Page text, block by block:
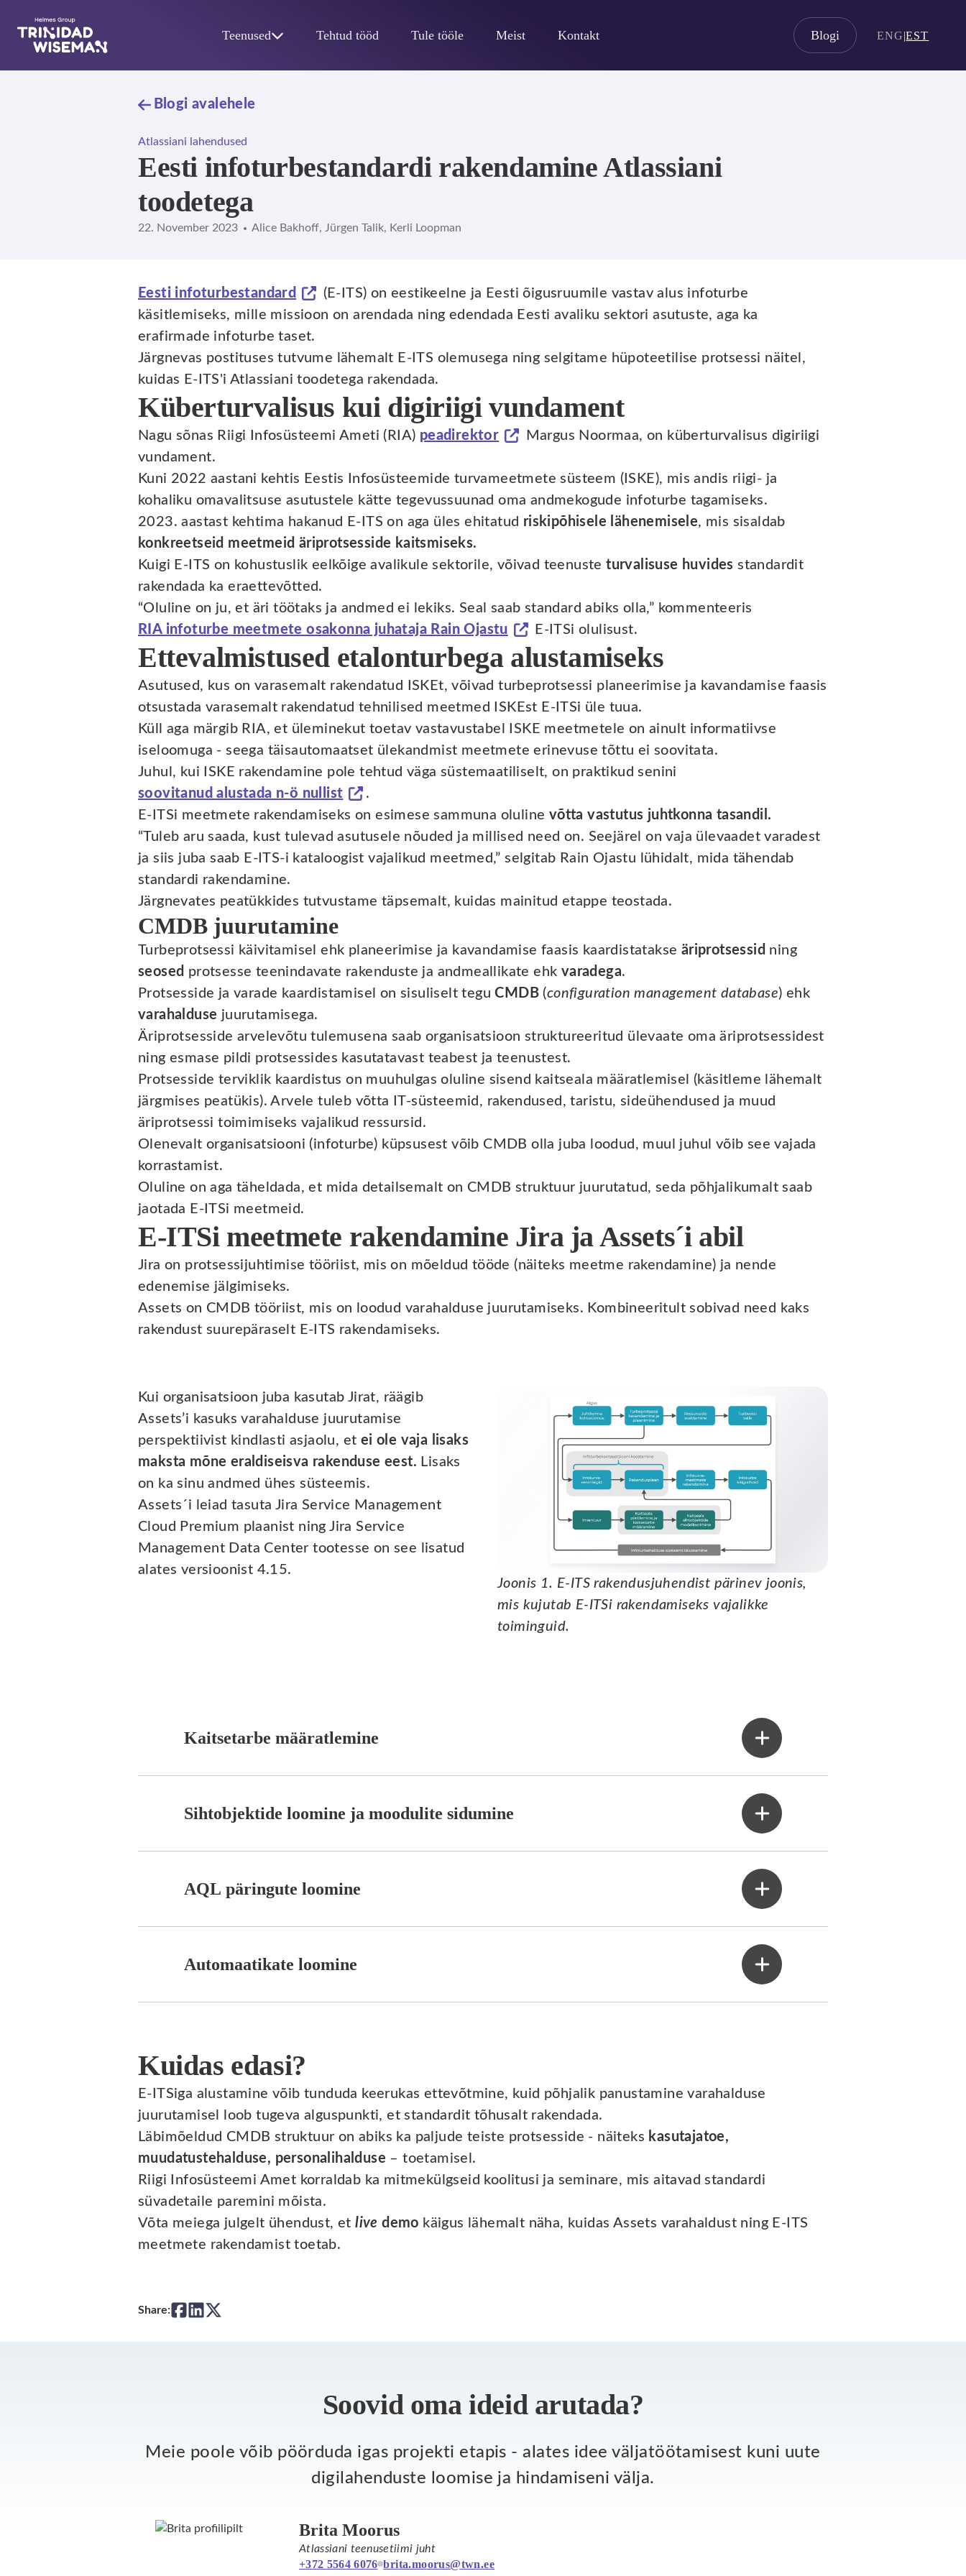
Teenused Tehtud tööd Tule tööle Meist Kontakt Blogi ENG|EST
Blogi avalehele
Atlassiani lahendused
Eesti infoturbestandardi rakendamine Atlassiani
toodetega
22. November 2023 Alice Bakhoff, Jürgen Talik, Kerli Loopman
Eesti infoturbestandard
(E-ITS) on eestikeelne ja Eesti õigusruumile vastav alus infoturbe
käsitlemiseks, mille missioon on arendada ning edendada Eesti avaliku sektori asutuste, aga ka
erafirmade infoturbe taset.
Järgnevas postituses tutvume lähemalt E-ITS olemusega ning selgitame hüpoteetilise protsessi näitel,
kuidas E-ITS'i Atlassiani toodetega rakendada.
Küberturvalisus kui digiriigi vundament
Nagu sõnas Riigi Infosüsteemi Ameti (RIA) peadirektor
Margus Noormaa, on küberturvalisus digiriigi
vundament.
Kuni 2022 aastani kehtis Eestis Infosüsteemide turvameetmete süsteem (ISKE), mis andis riigi- ja
kohaliku omavalitsuse asutustele kätte tegevussuunad oma andmekogude infoturbe tagamiseks.
2023. aastast kehtima hakanud E-ITS on aga üles ehitatud riskipõhisele lähenemisele, mis sisaldab
konkreetseid meetmeid äriprotsesside kaitsmiseks.
Kuigi E-ITS on kohustuslik eelkõige avalikule sektorile, võivad teenusteturvalisuse huvides standardit
rakendada ka eraettevõtted.
“Oluline on ju, et äri töötaks ja andmed ei lekiks. Seal saab standard abiks olla,” kommenteeris
RIA infoturbe meetmete osakonna juhataja Rain Ojastu
E-ITSi olulisust.
Ettevalmistused etalonturbega alustamiseks
Asutused, kus on varasemalt rakendatud ISKEt, võivad turbeprotsessi planeerimise ja kavandamise faasis
otsustada varasemalt rakendatud tehnilised meetmed ISKEst E-ITSi üle tuua.
Küll aga märgib RIA, et üleminekut toetav vastavustabel ISKE meetmetele on ainult informatiivse
iseloomuga - seega täisautomaatset ülekandmist meetmete erinevuse tõttu ei soovitata.
Juhul, kui ISKE rakendamine pole tehtud väga süstemaatiliselt, on praktikud senini
soovitanud alustada n-ö nullist
.
E-ITSi meetmete rakendamiseks on esimese sammuna oluline võtta vastutus juhtkonna tasandil.
“Tuleb aru saada, kust tulevad asutusele nõuded ja millised need on. Seejärel on vaja ülevaadet varadest
ja siis juba saab E-ITS-i kataloogist vajalikud meetmed,” selgitab Rain Ojastu lühidalt, mida tähendab
standardi rakendamine.
Järgnevates peatükkides tutvustame täpsemalt, kuidas mainitud etappe teostada.
CMDB juurutamine
Turbeprotsessi käivitamisel ehk planeerimise ja kavandamise faasis kaardistatakse äriprotsessid ning
seosed protsesse teenindavate rakenduste ja andmeallikate ehk varadega.
Protsesside ja varade kaardistamisel on sisuliselt teguCMDB (configuration management database) ehk
varahalduse juurutamisega.
Äriprotsesside arvelevõtu tulemusena saab organisatsioon struktureeritud ülevaate oma äriprotsessidest
ning esmase pildi protsessides kasutatavast teabest ja teenustest.
Protsesside terviklik kaardistus on muuhulgas oluline sisend kaitseala määratlemisel (käsitleme lähemalt
järgmises peatükis). Arvele tuleb võtta IT-süsteemid, rakendused, taristu, sideühendused ja muud
äriprotsessi toimimiseks vajalikud ressursid.
Olenevalt organisatsiooni (infoturbe) küpsusest võib CMDB olla juba loodud, muul juhul võib see vajada
korrastamist.
Oluline on aga täheldada, et mida detailsemalt on CMDB struktuur juurutatud, seda põhjalikumalt saab
jaotada E-ITSi meetmeid.
E-ITSi meetmete rakendamine Jira ja Assets´i abil
Jira on protsessijuhtimise tööriist, mis on mõeldud tööde (näiteks meetme rakendamine) ja nende
edenemise jälgimiseks.
Assets on CMDB tööriist, mis on loodud varahalduse juurutamiseks. Kombineeritult sobivad need kaks
rakendust suurepäraselt E-ITS rakendamiseks.
Kui organisatsioon juba kasutab Jirat, räägib
Assets’i kasuks varahalduse juurutamise
perspektiivist kindlasti asjaolu, et ei ole vaja lisaks
maksta mõne eraldiseisva rakenduse eest. Lisaks
on ka sinu andmed ühes süsteemis.
Assets´i leiad tasuta Jira Service Management
Cloud Premium plaanist ning Jira Service
Management Data Center tootesse on see lisatud
alates versioonist 4.15.
Joonis 1. E-ITS rakendusjuhendist pärinev joonis,
mis kujutab E-ITSi rakendamiseks vajalikke
toiminguid.
Kaitsetarbe määratlemine
Sihtobjektide loomine ja moodulite sidumine
AQL päringute loomine
Automaatikate loomine
Kuidas edasi?
E-ITSiga alustamine võib tunduda keerukas ettevõtmine, kuid põhjalik panustamine varahalduse
juurutamisel loob tugeva alguspunkti, et standardit tõhusalt rakendada.
Läbimõeldud CMDB struktuur on abiks ka paljude teiste protsesside - näiteks kasutajatoe,
muudatustehalduse, personalihalduse – toetamisel.
Riigi Infosüsteemi Amet korraldab ka mitmekülgseid koolitusi ja seminare, mis aitavad standardi
süvadetaile paremini mõista.
Võta meiega julgelt ühendust, etlive demo käigus lähemalt näha, kuidas Assets varahaldust ning E-ITS
meetmete rakendamist toetab.
Share:
Soovid oma ideid arutada?
Meie poole võib pöörduda igas projekti etapis - alates idee väljatöötamisest kuni uute
digilahenduste loomise ja hindamiseni välja.
Brita Moorus
Atlassiani teenusetiimi juht
+372 5564 6076 brita.moorus@twn.ee